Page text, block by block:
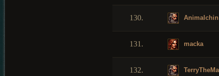
130. Animalchin
131. macka
132.